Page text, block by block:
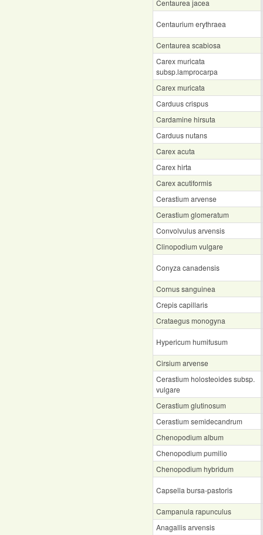
Centaurea jacea
Centaurium erythraea
Centaurea scabiosa
Carex muricata
subsp.lamprocarpa
Carex muricata
Carduus crispus
Cardamine hirsuta
Carduus nutans
Carex acuta
Carex hirta
Carex acutiformis
Cerastium arvense
Cerastium glomeratum
Convolvulus arvensis
Clinopodium vulgare
Conyza canadensis
Cornus sanguinea
Crepis capillaris
Crataegus monogyna
Hypericum humifusum
Cirsium arvense
Cerastium holosteoides subsp.
vulgare
Cerastium glutinosum
Cerastium semidecandrum
Chenopodium album
Chenopodium pumilio
Chenopodium hybridum
Capsella bursa-pastoris
Campanula rapunculus
Anagallis arvensis